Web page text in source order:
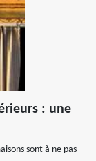
: une
sont à ne pas